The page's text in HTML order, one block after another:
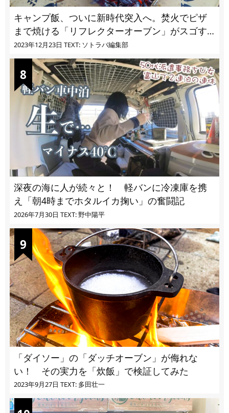
キャンプ飯、ついに新時代突入へ。焚火でピザ
まで焼ける「リフレクターオーブン」がスゴす
ぎる
2023年12月23日 TEXT: ソトラバ編集部
深夜の海に人が続々と！ 軽バンに冷凍庫を携
え「朝4時までホタルイカ掬い」の奮闘記
2026年7月30日 TEXT: 野中陽平
「ダイソー」の「ダッチオーブン」が侮れな
い！ その実力を「炊飯」で検証してみた
2023年9月27日 TEXT: 多田壮一